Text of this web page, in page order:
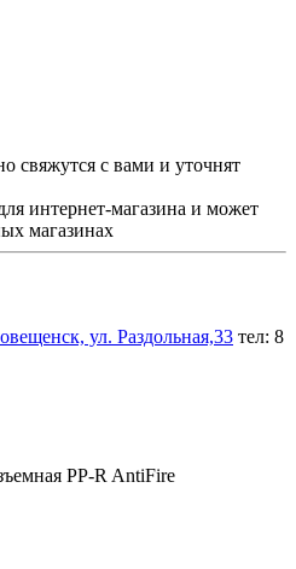
свяжутся с вами и уточнят
интернет-магазина и может
магазинах
ул. Раздольная,33 тел: 8
PP-R AntiFire